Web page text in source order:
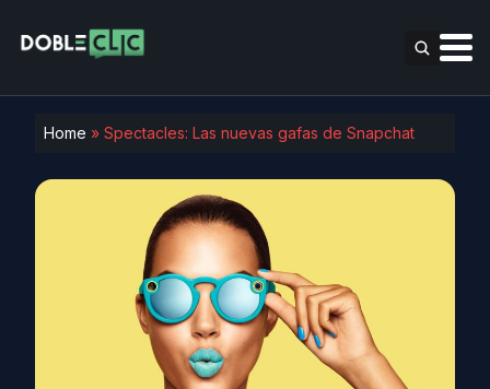
Home » Spectacles: Las nuevas gafas de Snapchat